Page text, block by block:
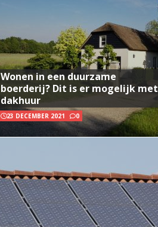
Wonen in een duurzame
boerderij? Dit is er mogelijk met
dakhuur
23 DECEMBER 2021 0